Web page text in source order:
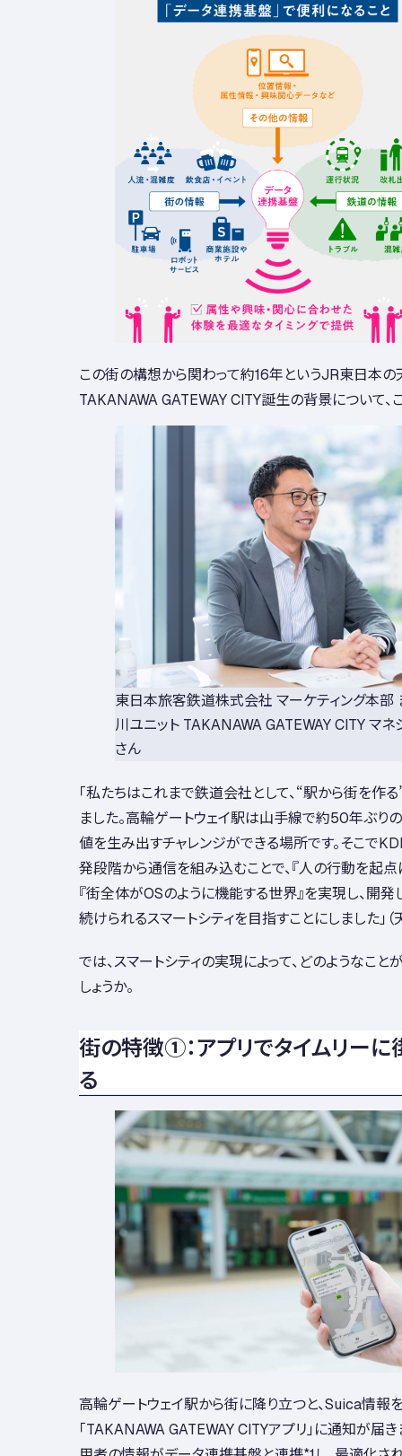
この街の構想から関わって約16年というJR東日本の
TAKANAWA GATEWAY CITY誕生の背景について、
東日本旅客鉄道株式会社 マーケティング本部
川ユニット TAKANAWA GATEWAY CITY マ
さん
「私たちはこれまで鉄道会社として、“駅から街を作
ました。高輪ゲートウェイ駅は山手線で約50年ぶり
値を生み出すチャレンジができる場所です。そこで
発段階から通信を組み込むことで、『人の行動を起点
『街全体がOSのように機能する世界』を実現し、開
続けられるスマートシティを目指すことにしました」（
では、スマートシティの実現によって、どのようなこと
しょうか。
街の特徴①：アプリでタイムリー
る
高輪ゲートウェイ駅から街に降り立つと、Suica情報
「TAKANAWA GATEWAY CITYアプリ」に通知が届